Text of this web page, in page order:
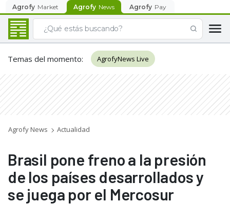
Agrofy Market Agrofy News Agrofy Pay
Temas del momento: AgrofyNews Live
Agrofy News Actualidad
Brasil pone freno a la presión
de los países desarrollados y
se juega por el Mercosur